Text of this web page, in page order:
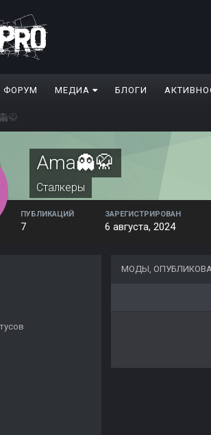
ФОРУМ МЕДИА БЛОГИ
Ama👻🥋
Сталкеры
ПУБЛИКАЦИЙ
7
ЗАРЕГИСТРИРОВАН
6 августа, 2024
МОДЫ,